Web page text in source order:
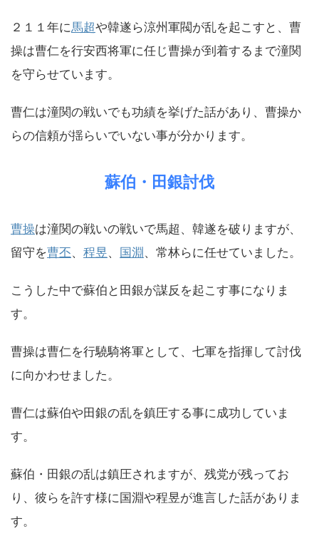
２１１年に馬超や韓遂ら涼州軍閥が乱を起こすと、曹
操は曹仁を行安西将軍に任じ曹操が到着するまで潼関
を守らせています。
曹仁は潼関の戦いでも功績を挙げた話があり、曹操か
らの信頼が揺らいでいない事が分かります。
蘇伯・田銀討伐
曹操は潼関の戦いの戦いで馬超、韓遂を破りますが、
留守を曹丕、 程昱、 国淵 、常林らに任せていました。
こうした中で蘇伯と田銀が謀反を起こす事になりま
す。
曹操は曹仁を行驍騎将軍として、七軍を指揮して討伐
に向かわせました。
曹仁は蘇伯や田銀の乱を鎮圧する事に成功していま
す。
蘇伯・田銀の乱は鎮圧されますが、残党が残ってお
り、彼らを許す様に国淵や程昱が進言した話がありま
す。